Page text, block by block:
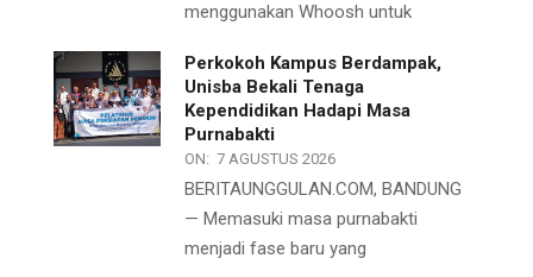
menggunakan Whoosh untuk
Perkokoh Kampus Berdampak,
Unisba Bekali Tenaga
Kependidikan Hadapi Masa
Purnabakti
ON: 7 AGUSTUS 2026
BERITAUNGGULAN.COM, BANDUNG
— Memasuki masa purnabakti
menjadi fase baru yang